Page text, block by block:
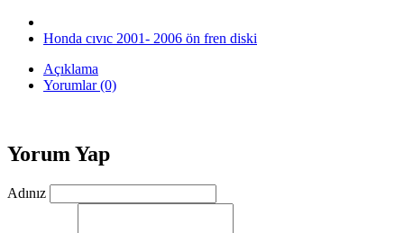
Honda cıvıc 2001- 2006 ön fren diski
Açıklama
Yorumlar (0)
Yorum Yap
Adınız